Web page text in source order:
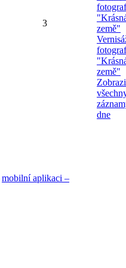
3
země"
země"
dne
mobilní aplikaci –